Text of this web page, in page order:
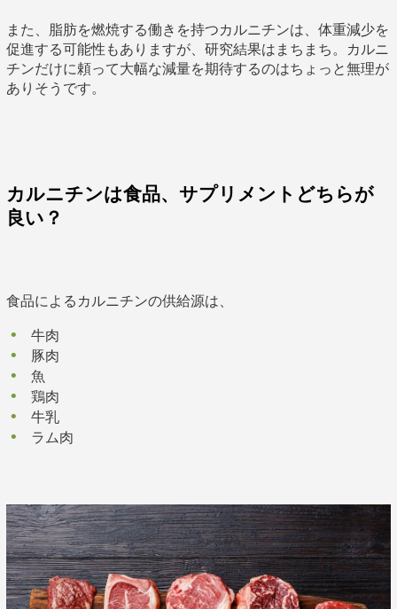
また、脂肪を燃焼する働きを持つカルニチンは、体重減少を
促進する可能性もありますが、研究結果はまちまち。カルニ
チンだけに頼って大幅な減量を期待するのはちょっと無理が
ありそうです。
カルニチンは食品、サプリメントどちらが
良い？
食品によるカルニチンの供給源は、
牛肉
豚肉
魚
鶏肉
牛乳
ラム肉